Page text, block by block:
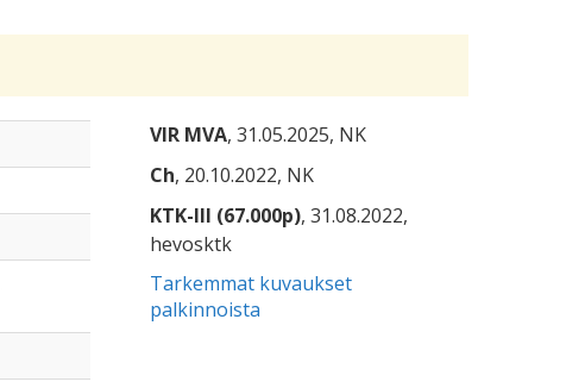
VIR MVA, 31.05.2025, NK
Ch, 20.10.2022, NK
KTK-III (67.000p), 31.08.2022,
hevosktk
Tarkemmat kuvaukset
palkinnoista